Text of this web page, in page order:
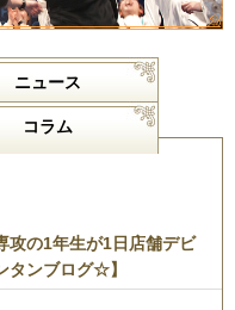
ニュース
コラム
攻の1年生が1日店舗デビ
タンブログ☆】